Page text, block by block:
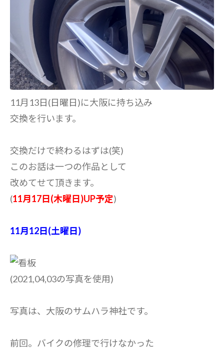
11月13日(日曜日)に大阪に持ち込み
交換を行います。
交換だけで終わるはずは(笑)
このお話は一つの作品として
改めてせて頂きます。
(11月17日(木曜日)UP予定)
11月12日(土曜日)
(2021,04,03の写真を使用)
写真は、大阪のサムハラ神社です。
前回。バイクの修理で行けなかった